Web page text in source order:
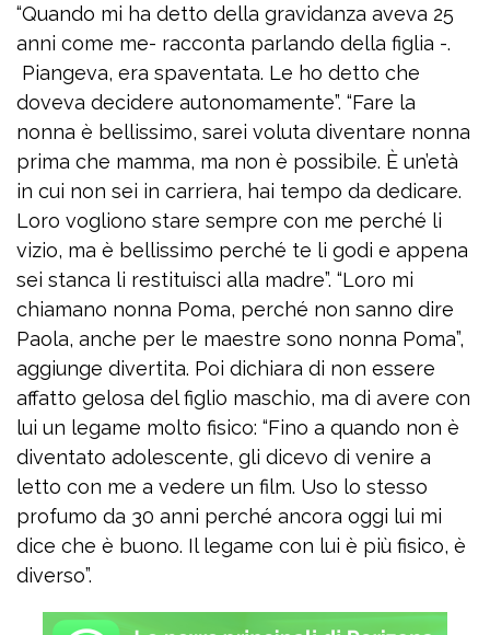
“Quando mi ha detto della gravidanza aveva 25
anni come me- racconta parlando della figlia -.
Piangeva, era spaventata. Le ho detto che
doveva decidere autonomamente”. “Fare la
nonna è bellissimo, sarei voluta diventare nonna
prima che mamma, ma non è possibile. È un’età
in cui non sei in carriera, hai tempo da dedicare.
Loro vogliono stare sempre con me perché li
vizio, ma è bellissimo perché te li godi e appena
sei stanca li restituisci alla madre”. “Loro mi
chiamano nonna Poma, perché non sanno dire
Paola, anche per le maestre sono nonna Poma”,
aggiunge divertita. Poi dichiara di non essere
affatto gelosa del figlio maschio, ma di avere con
lui un legame molto fisico: “Fino a quando non è
diventato adolescente, gli dicevo di venire a
letto con me a vedere un film. Uso lo stesso
profumo da 30 anni perché ancora oggi lui mi
dice che è buono. Il legame con lui è più fisico, è
diverso”.